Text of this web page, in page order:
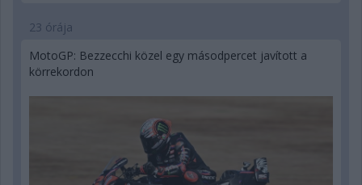
23 órája
MotoGP: Bezzecchi közel egy másodpercet javított a
körrekordon